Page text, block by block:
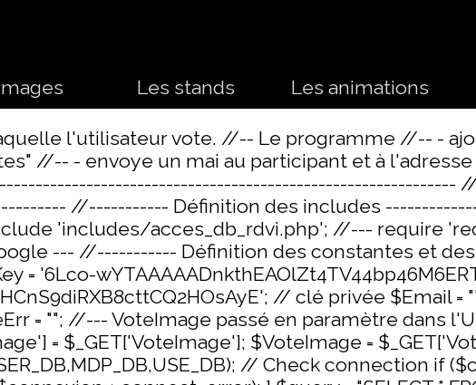
Sauter le menu
▼
Les stands ▼
Les animations
l'utilisateur vote. //-- Le programme //-- -
//-- - envoye un mai au participant et à
//----------- Définition des includes
'includes/acces_db_rdvi.php'; //--- require
--- //----------- Définition des constantes et
= '6Lco-
// clé privée $Email =
= ""; //--- VoteImage passé en paramètre dans
= $_GET['VoteImage']; $VoteImage =
// Check connection if